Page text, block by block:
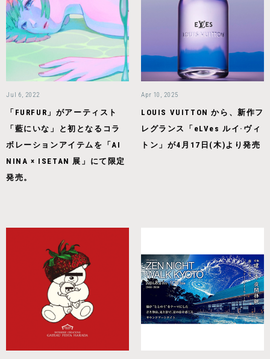
Jul 6, 2022
「FURFUR」がアーティスト
「藍にいな」と初となるコラ
ボレーションアイテムを「AI
NINA × ISETAN 展」にて限定
発売。
Apr 10, 2025
LOUIS VUITTON から、新作フ
レグランス「eLVes ルイ·ヴィ
トン」が4月17日(木)より発売